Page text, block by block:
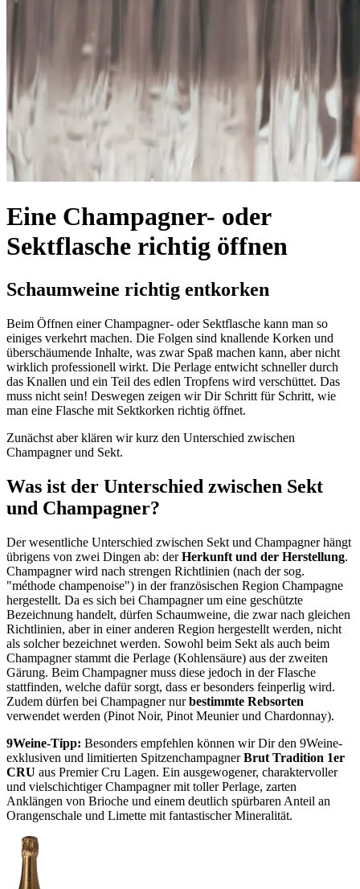
Eine Champagner- oder
Sektflasche richtig öffnen
Schaumweine richtig entkorken
Beim Öffnen einer Champagner- oder Sektflasche kann man so
einiges verkehrt machen. Die Folgen sind knallende Korken und
überschäumende Inhalte, was zwar Spaß machen kann, aber nicht
wirklich professionell wirkt. Die Perlage entwicht schneller durch
das Knallen und ein Teil des edlen Tropfens wird verschüttet. Das
muss nicht sein! Deswegen zeigen wir Dir Schritt für Schritt, wie
man eine Flasche mit Sektkorken richtig öffnet.
Zunächst aber klären wir kurz den Unterschied zwischen
Champagner und Sekt.
Was ist der Unterschied zwischen Sekt
und Champagner?
Der wesentliche Unterschied zwischen Sekt und Champagner hängt
übrigens von zwei Dingen ab: derHerkunft und der Herstellung.
Champagner wird nach strengen Richtlinien (nach der sog.
"méthode champenoise") in der französischen Region Champagne
hergestellt. Da es sich bei Champagner um eine geschützte
Bezeichnung handelt, dürfen Schaumweine, die zwar nach gleichen
Richtlinien, aber in einer anderen Region hergestellt werden, nicht
als solcher bezeichnet werden. Sowohl beim Sekt als auch beim
Champagner stammt die Perlage (Kohlensäure) aus der zweiten
Gärung. Beim Champagner muss diese jedoch in der Flasche
stattfinden, welche dafür sorgt, dass er besonders feinperlig wird.
Zudem dürfen bei Champagner nurbestimmte Rebsorten
verwendet werden (Pinot Noir, Pinot Meunier und Chardonnay).
9Weine-Tipp: Besonders empfehlen können wir Dir den 9Weine-
exklusiven und limitierten SpitzenchampagnerBrut Tradition 1er
CRU aus Premier Cru Lagen. Ein ausgewogener, charaktervoller
und vielschichtiger Champagner mit toller Perlage, zarten
Anklängen von Brioche und einem deutlich spürbaren Anteil an
Orangenschale und Limette mit fantastischer Mineralität.